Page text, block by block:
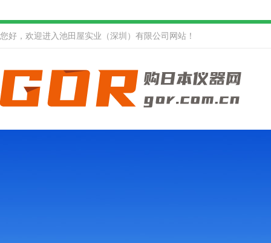
您好，欢迎进入池田屋实业（深圳）有限公司网站！